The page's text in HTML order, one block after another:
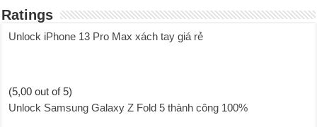
Ratings
Unlock iPhone 13 Pro Max xách tay giá rẻ
(5,00 out of 5)
Unlock Samsung Galaxy Z Fold 5 thành công 100%